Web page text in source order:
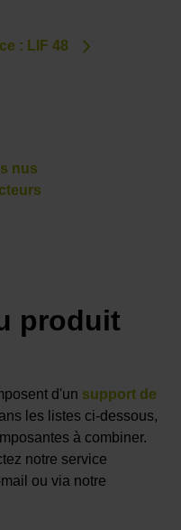
: LIF 48
nus
produit
d'un support de
les listes ci-dessous,
à combiner.
notre service
ou via notre